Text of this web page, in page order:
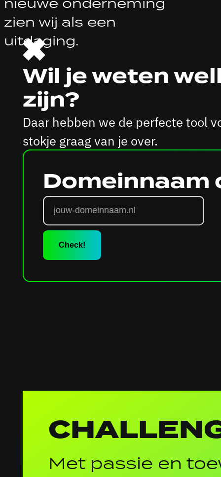
zien wij als een
uitdaging.
Wil je weten
zijn?
Daar hebben we de perfecte tool
stokje graag van je over.
Domeinnaam
Algemene
Met passie en